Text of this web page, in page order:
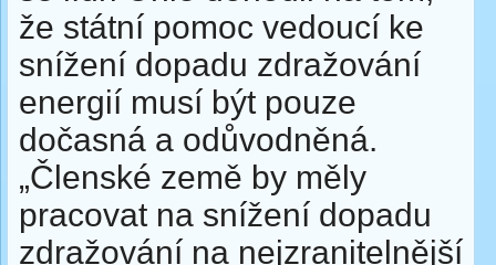
že státní pomoc vedoucí ke
snížení dopadu zdražování
energií musí být pouze
dočasná a odůvodněná.
„Členské země by měly
pracovat na snížení dopadu
zdražování na nejzranitelnější